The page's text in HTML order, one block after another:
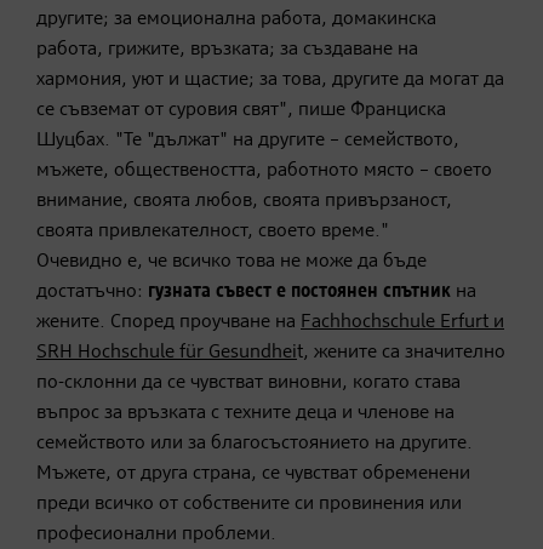
другите; за емоционална работа, домакинска
работа, грижите, връзката; за създаване на
хармония, уют и щастие; за това, другите да могат да
се съвземат от суровия свят", пише Франциска
Шуцбах. "Те "дължат" на другите – семейството,
мъжете, обществеността, работното място – своето
внимание, своята любов, своята привързаност,
своята привлекателност, своето време."
Очевидно е, че всичко това не може да бъде
достатъчно: гузната съвест е постоянен спътник на
жените. Според проучване на Fachhochschule Erfurt и
SRH Hochschule für Gesundheit, жените са значително
по-склонни да се чувстват виновни, когато става
въпрос за връзката с техните деца и членове на
семейството или за благосъстоянието на другите.
Мъжете, от друга страна, се чувстват обременени
преди всичко от собствените си провинения или
професионални проблеми.